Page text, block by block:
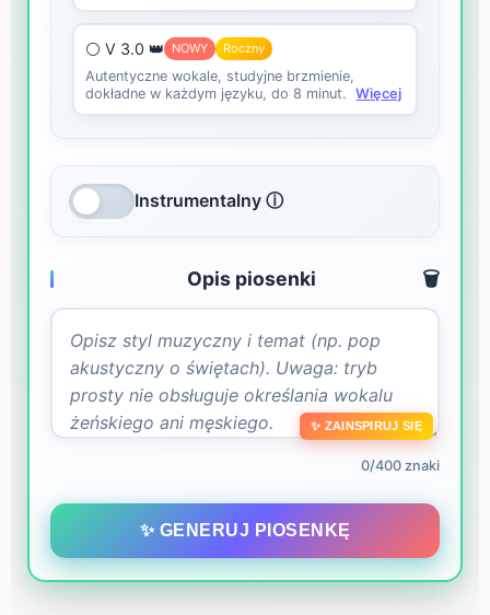
⚪ V 3.0 👑 NOWY Roczny
Autentyczne wokale, studyjne brzmienie,
dokładne w każdym języku, do 8 minut.
Więcej
Instrumentalny ⓘ
Opis piosenki 🗑️
✨ ZAINSPIRUJ SIĘ
0/400 znaki
✨ GENERUJ PIOSENKĘ